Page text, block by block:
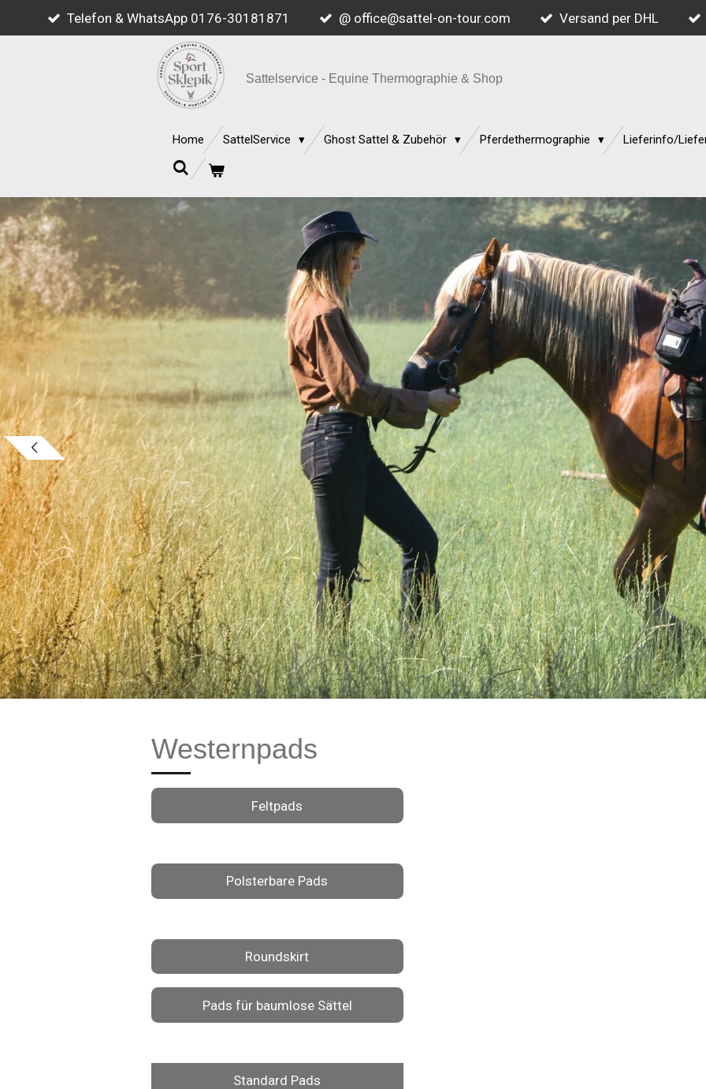
Hauptinhalt
Telefon & WhatsApp 0176-30181871 @ office@sattel-on-tour.com Versand per DHL
Sattelservice - Equine Thermographie & Shop
Home SattelService Ghost Sattel & Zubehör Pferdethermographie Lieferinfo/
Westernpads
Feltpads
Polsterbare Pads
Roundskirt
Pads für baumlose Sättel
Standard Pads